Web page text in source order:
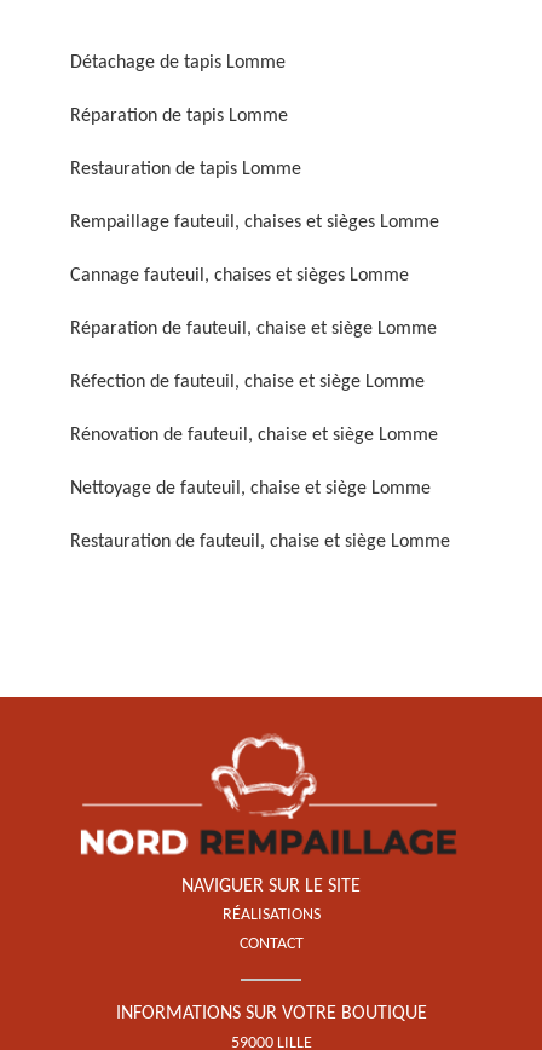
Réparation de fauteuil,
Rénovation de fauteuil,
chaise et siège 59
Nettoyage de fauteuil,
chaise et siège 59
Restauration de fauteuil,
chaise et siège 59
Détachage de tapis Lomme
Réparation de tapis Lomme
Restauration de tapis Lomme
Rempaillage fauteuil, chaises et sièges Lomme
Cannage fauteuil, chaises et sièges Lomme
Réparation de fauteuil, chaise et siège Lomme
Réfection de fauteuil, chaise et siège Lomme
Rénovation de fauteuil, chaise et siège Lomme
Nettoyage de fauteuil, chaise et siège Lomme
Restauration de fauteuil, chaise et siège Lomme
NAVIGUER SUR LE SITE
RÉALISATIONS
CONTACT
INFORMATIONS SUR VOTRE BOUTIQUE
59000 LILLE